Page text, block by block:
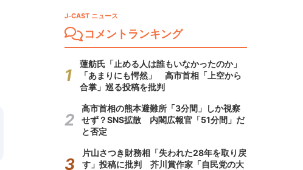
J-CAST ニュース
コメントランキング
蓮舫氏「止める人は誰もいなかったのか」
「あまりにも愕然」 高市首相「上空から
合掌」巡る投稿を批判
高市首相の熊本避難所「3分間」しか視察
せず？SNS拡散 内閣広報官「51分間」だ
と否定
片山さつき財務相「失われた28年を取り戻
す」投稿に批判 芥川賞作家「自民党の大